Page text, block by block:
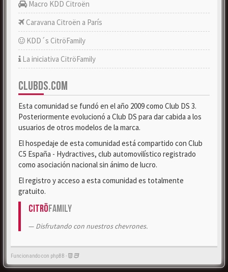
Macro KDD Citroën
Caravana Citroën a París
KDD´s CitröFamily
La iniciativa CitröFamily
CLUBDS.COM
Esta comunidad se fundó en el año 2009 como Club DS 3.
Posteriormente evolucionó a Club DS para dar cabida a los
usuarios de otros modelos de la marca.
El hospedaje de esta comunidad está compartido con Club
C5 España - Hydractives, club automovilístico registrado
como asociación nacional sin ánimo de lucro.
El registro y acceso a esta comunidad es totalmente
gratuito.
CitröFamily
Disfrutando con nuestros chevrones.
Funcionando con phpBB -